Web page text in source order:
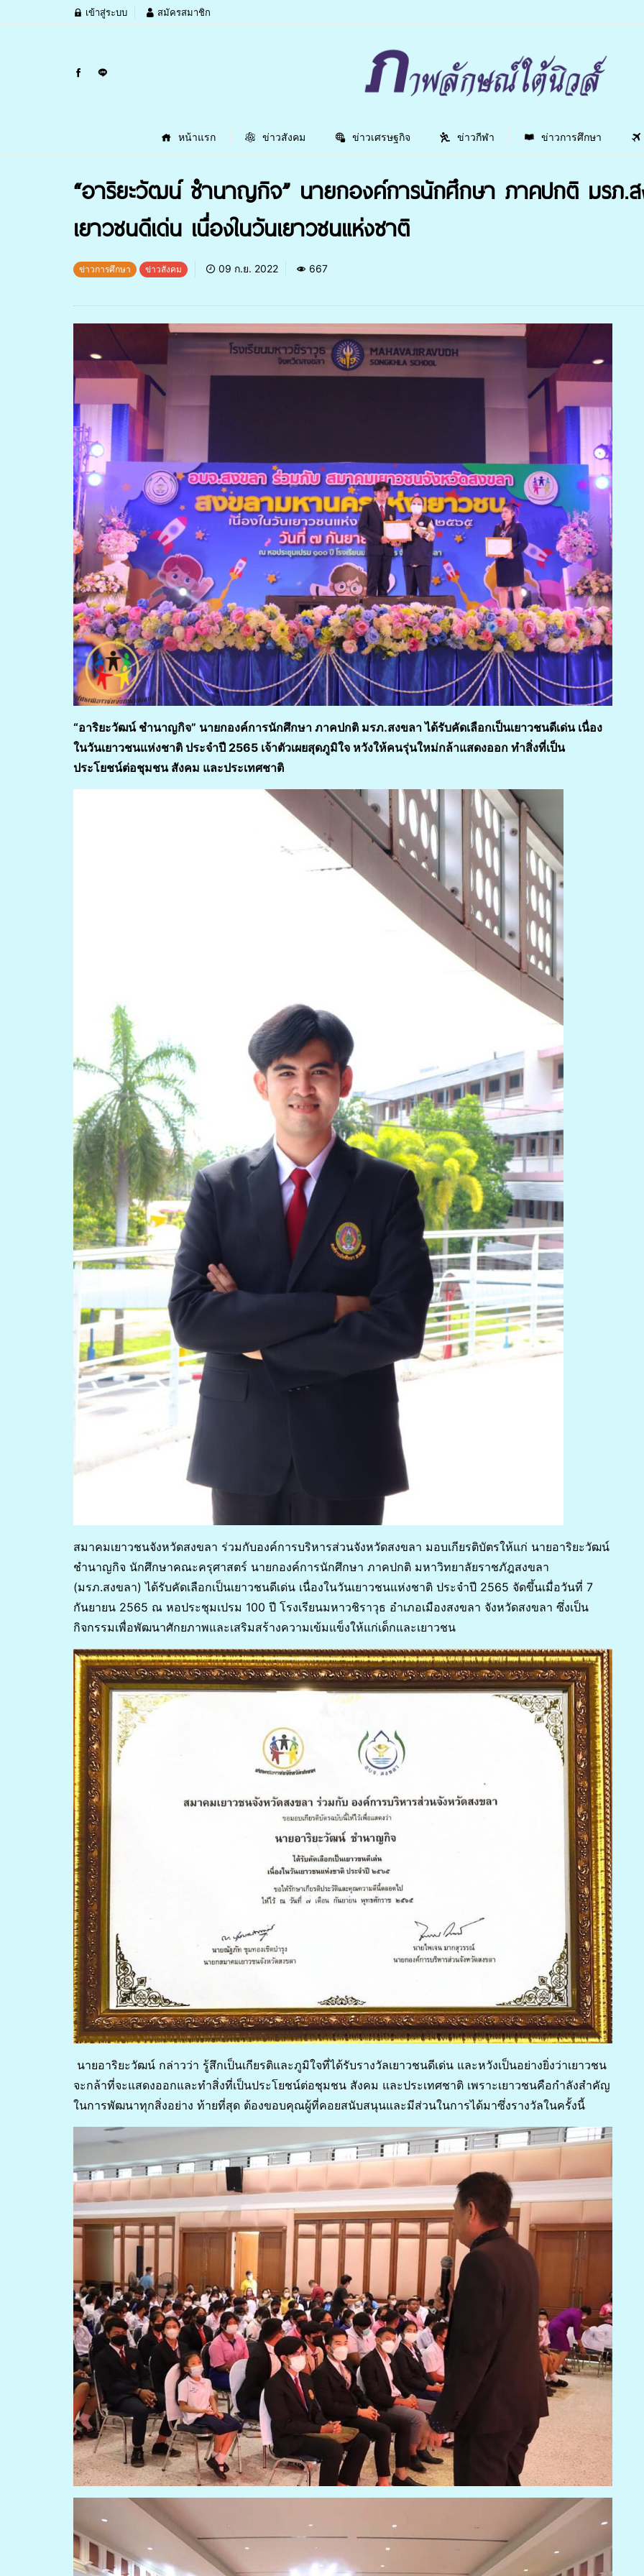
เข้าสู่ระบบ สมัครสมาชิก
หน้าแรก ข่าวสังคม ข่าวเศรษฐกิจ ข่าวกีฬา ข่าวการศึกษา
“อาริยะวัฒน์ ชำนาญกิจ” นายกองค์การนักศึกษา ภาคปกติ มรภ.ส
เยาวชนดีเด่น เนื่องในวันเยาวชนแห่งชาติ
ข่าวการศึกษา ข่าวสังคม 09 ก.ย. 2022 667
“อาริยะวัฒน์ ชำนาญกิจ” นายกองค์การนักศึกษา ภาคปกติ มรภ.สงขลา ได้รับคัดเลือกเป็นเยาวชนดีเด่น เนื่อง
ในวันเยาวชนแห่งชาติ ประจำปี 2565 เจ้าตัวเผยสุดภูมิใจ หวังให้คนรุ่นใหม่กล้าแสดงออก ทำสิ่งที่เป็น
ประโยชน์ต่อชุมชน สังคม และประเทศชาติ
สมาคมเยาวชนจังหวัดสงขลา ร่วมกับองค์การบริหารส่วนจังหวัดสงขลา มอบเกียรติบัตรให้แก่ นายอาริยะวัฒน์
ชำนาญกิจ นักศึกษาคณะครุศาสตร์ นายกองค์การนักศึกษา ภาคปกติ มหาวิทยาลัยราชภัฎสงขลา
(มรภ.สงขลา) ได้รับคัดเลือกเป็นเยาวชนดีเด่น เนื่องในวันเยาวชนแห่งชาติ ประจำปี 2565 จัดขึ้นเมื่อวันที่ 7
กันยายน 2565 ณ หอประชุมเปรม 100 ปี โรงเรียนมหาวชิราวุธ อำเภอเมืองสงขลา จังหวัดสงขลา ซึ่งเป็น
กิจกรรมเพื่อพัฒนาศักยภาพและเสริมสร้างความเข้มแข็งให้แก่เด็กและเยาวชน
นายอาริยะวัฒน์ กล่าวว่า รู้สึกเป็นเกียรติและภูมิใจที่ได้รับรางวัลเยาวชนดีเด่น และหวังเป็นอย่างยิ่งว่าเยาวชน
จะกล้าที่จะแสดงออกและทำสิ่งที่เป็นประโยชน์ต่อชุมชน สังคม และประเทศชาติ เพราะเยาวชนคือกำลังสำคัญ
ในการพัฒนาทุกสิ่งอย่าง ท้ายที่สุด ต้องขอบคุณผู้ที่คอยสนับสนุนและมีส่วนในการได้มาซึ่งรางวัลในครั้งนี้